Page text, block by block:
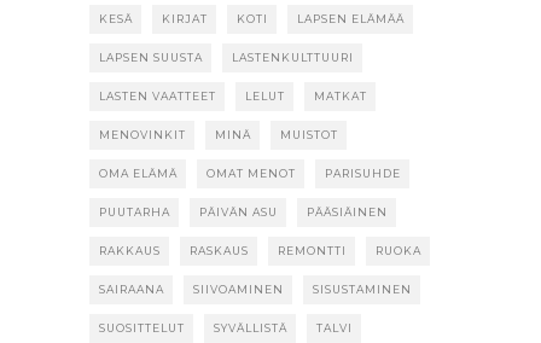
KESÄ KIRJAT KOTI LAPSEN ELÄMÄÄ
LAPSEN SUUSTA LASTENKULTTUURI
LASTEN VAATTEET LELUT MATKAT
MENOVINKIT MINÄ MUISTOT
OMA ELÄMÄ OMAT MENOT PARISUHDE
PUUTARHA PÄIVÄN ASU PÄÄSIÄINEN
RAKKAUS RASKAUS REMONTTI RUOKA
SAIRAANA SIIVOAMINEN SISUSTAMINEN
SUOSITTELUT SYVÄLLISTÄ TALVI